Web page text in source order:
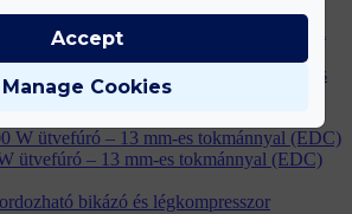
2 az 1-ben összecsukható molnárkocsi és
teherbírás (EDC)
ütvefúró – 13 mm-es tokmánnyal (EDC)
Manage Cookies
Accept